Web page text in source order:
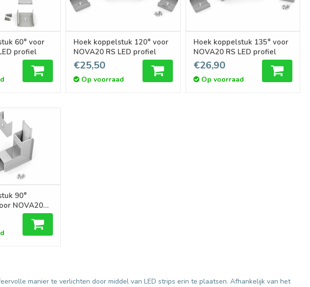
60° voor
profiel
Hoek koppelstuk 120° voor
NOVA20 RS LED profiel
€25,50
Op voorraad
Hoek koppelstuk 135° voor
NOVA20 RS LED profiel
€26,90
Op voorraad
90°
NOVA20
manier te verlichten door middel van LED strips erin te plaatsen. Afhankelijk van het